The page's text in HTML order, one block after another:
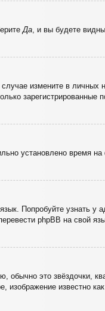
Да , и вы будете
измените в личных
зарегистрированные
установлено время
Попробуйте узнать у
phpBB на свой
это звёздочки,
известно